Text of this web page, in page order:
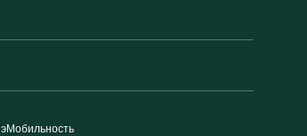
эМобильность